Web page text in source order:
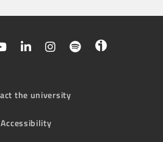
the university
Accessibility